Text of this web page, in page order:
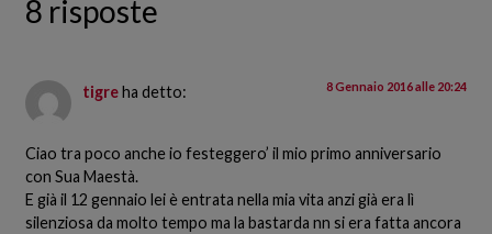
8 risposte
tigre ha detto: 8 Gennaio 2016 alle 20:24
Ciao tra poco anche io festeggero’ il mio primo anniversario
con Sua Maestà.
E già il 12 gennaio lei è entrata nella mia vita anzi già era lì
silenziosa da molto tempo ma la bastarda nn si era fatta ancora